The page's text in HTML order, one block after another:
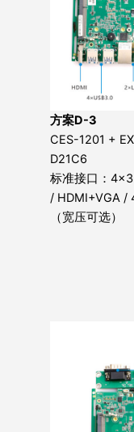
方案D-3
CES-1201 +
D21C6
标准接口：
/ HDMI+VGA /
（宽压可选）